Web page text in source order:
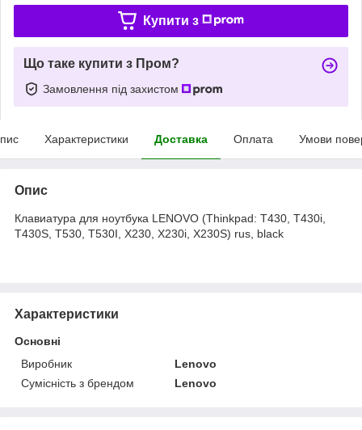
Купити з
Що таке купити з Пром?
Замовлення під захистом
Характеристики Доставка Оплата Умови
Опис
Клавиатура для ноутбука LENOVO (Thinkpad: T430, T430i,
T430S, T530, T530I, X230, X230i, X230S) rus, black
Характеристики
Основні
Виробник
Lenovo
Сумісність з брендом
Lenovo